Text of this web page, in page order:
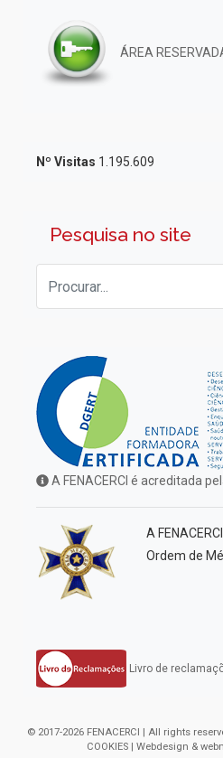
ÁREA
Nº Visitas 1.195.609
Pesquisa no site
A FENACERCI é acreditada
A
Ordem de
Livro de
© 2017-2026 FENACERCI | All rights
COOKIES | Webdesign &